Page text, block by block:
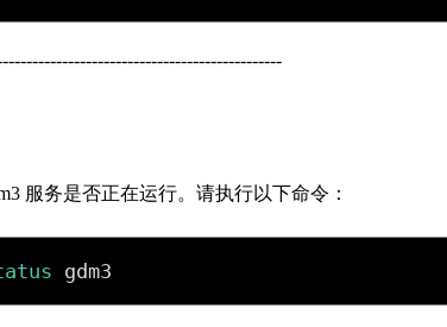
服务是否正在运行。请执行以下命令：
gdm3